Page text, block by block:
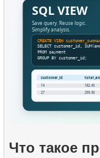
Что такое